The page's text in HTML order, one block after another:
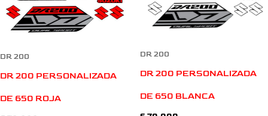
DR 200
DR 200 PERSONALIZADA
DE 650 ROJA
DR 200
DR 200 PERSONALIZADA
DE 650 BLANCA